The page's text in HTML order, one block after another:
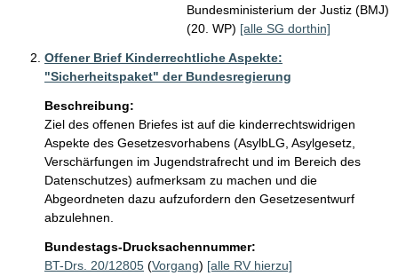
Bundesministerium der Justiz (BMJ)
(20. WP) [alle SG dorthin]
Offener Brief Kinderrechtliche Aspekte:
"Sicherheitspaket" der Bundesregierung
Beschreibung:
Ziel des offenen Briefes ist auf die kinderrechtswidrigen
Aspekte des Gesetzesvorhabens (AsylbLG, Asylgesetz,
Verschärfungen im Jugendstrafrecht und im Bereich des
Datenschutzes) aufmerksam zu machen und die
Abgeordneten dazu aufzufordern den Gesetzesentwurf
abzulehnen.
Bundestags-Drucksachennummer:
BT-Drs. 20/12805 (Vorgang) [alle RV hierzu]